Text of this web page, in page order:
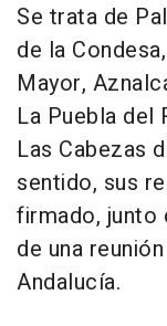
Se trata de
de la
Mayor,
La Puebla del
Las Cabezas
sentido, sus
firmado, junto
de una
Andalucía.